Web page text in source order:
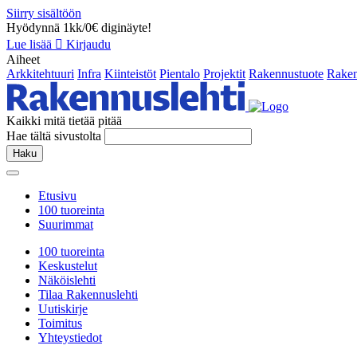
Siirry sisältöön
Hyödynnä 1kk/0€ diginäyte!
Lue lisää
Kirjaudu
Aiheet
Arkkitehtuuri Infra Kiinteistöt Pientalo Projektit Rakennustuote
Kaikki mitä tietää pitää
Hae tältä sivustolta
Haku
Etusivu
100 tuoreinta
Suurimmat
100 tuoreinta
Keskustelut
Näköislehti
Tilaa Rakennuslehti
Uutiskirje
Toimitus
Yhteystiedot